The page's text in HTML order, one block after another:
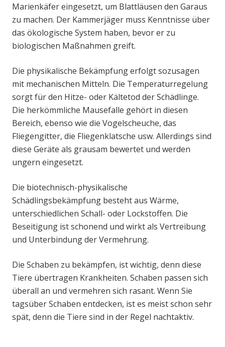
Marienkäfer eingesetzt, um Blattläusen den Garaus
zu machen. Der Kammerjäger muss Kenntnisse über
das ökologische System haben, bevor er zu
biologischen Maßnahmen greift.
Die physikalische Bekämpfung erfolgt sozusagen
mit mechanischen Mitteln. Die Temperaturregelung
sorgt für den Hitze- oder Kältetod der Schädlinge.
Die herkömmliche Mausefalle gehört in diesen
Bereich, ebenso wie die Vogelscheuche, das
Fliegengitter, die Fliegenklatsche usw. Allerdings sind
diese Geräte als grausam bewertet und werden
ungern eingesetzt.
Die biotechnisch-physikalische
Schädlingsbekämpfung besteht aus Wärme,
unterschiedlichen Schall- oder Lockstoffen. Die
Beseitigung ist schonend und wirkt als Vertreibung
und Unterbindung der Vermehrung.
Die Schaben zu bekämpfen, ist wichtig, denn diese
Tiere übertragen Krankheiten. Schaben passen sich
überall an und vermehren sich rasant. Wenn Sie
tagsüber Schaben entdecken, ist es meist schon sehr
spät, denn die Tiere sind in der Regel nachtaktiv.